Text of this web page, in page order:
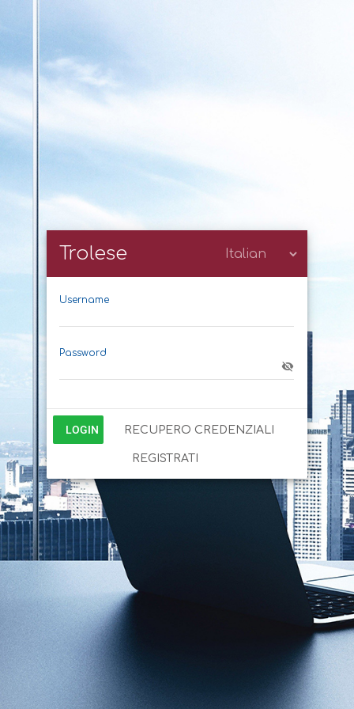
Trolese
Username
Password
LOGIN RECUPERO CREDENZIALI
REGISTRATI